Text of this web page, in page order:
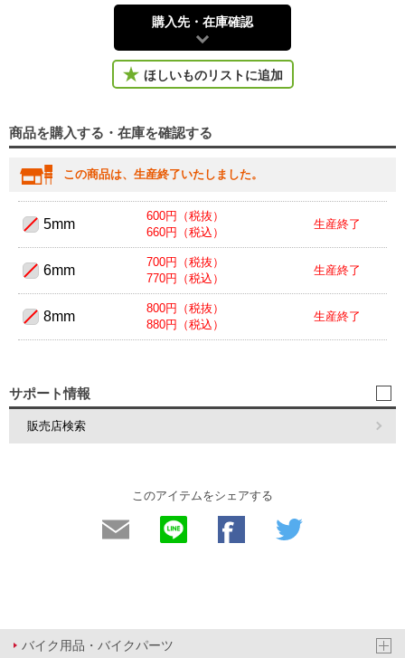
購入先・在庫確認
ほしいものリストに追加
商品を購入する・在庫を確認する
この商品は、生産終了いたしました。
5mm
600円（税抜）
660円（税込）
生産終了
6mm
700円（税抜）
770円（税込）
生産終了
8mm
800円（税抜）
880円（税込）
生産終了
サポート情報
販売店検索
このアイテムをシェアする
バイク用品・バイクパーツ